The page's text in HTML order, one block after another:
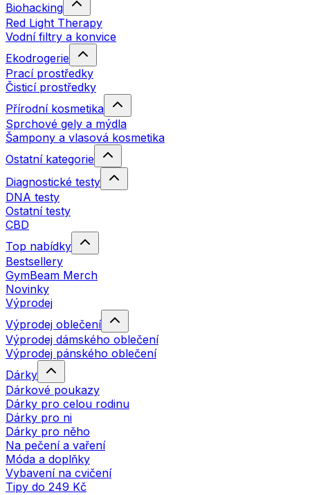
Biohacking
Red Light Therapy
Vodní filtry a konvice
Ekodrogerie
Prací prostředky
Čisticí prostředky
Přírodní kosmetika
Sprchové gely a mýdla
Šampony a vlasová kosmetika
Ostatní kategorie
Diagnostické testy
DNA testy
Ostatní testy
CBD
Top nabídky
Bestsellery
GymBeam Merch
Novinky
Výprodej
Výprodej oblečení
Výprodej dámského oblečení
Výprodej pánského oblečení
Dárky
Dárkové poukazy
Dárky pro celou rodinu
Dárky pro ni
Dárky pro něho
Na pečení a vaření
Móda a doplňky
Vybavení na cvičení
Tipy do 249 Kč